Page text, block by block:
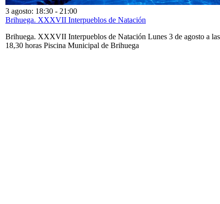
3 agosto: 18:30 - 21:00
Brihuega. XXXVII Interpueblos de Natación
Brihuega. XXXVII Interpueblos de Natación Lunes 3 de agosto a las
18,30 horas Piscina Municipal de Brihuega